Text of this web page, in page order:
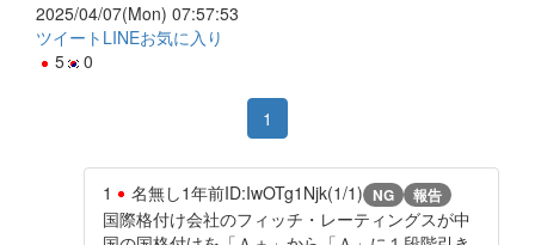
2025/04/07(Mon) 07:57:53
ツイート LINEお気に入り
5
0
1
1 名無し1年前ID:IwOTg1Njk(1/1) NG 報告
国際格付け会社のフィッチ・レーティングスが中